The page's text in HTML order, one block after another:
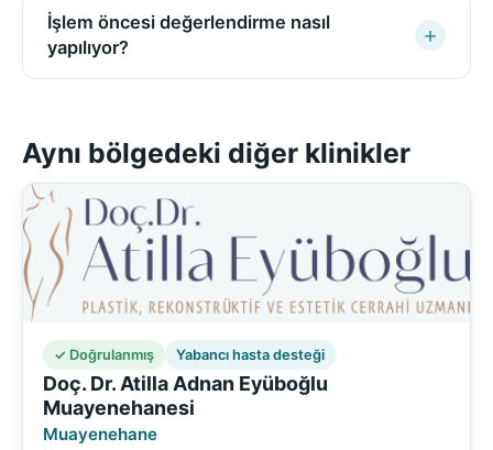
İşlem öncesi değerlendirme nasıl
yapılıyor?
Aynı bölgedeki diğer klinikler
✓ Doğrulanmış Yabancı hasta desteği
Doç. Dr. Atilla Adnan Eyüboğlu
Muayenehanesi
Muayenehane